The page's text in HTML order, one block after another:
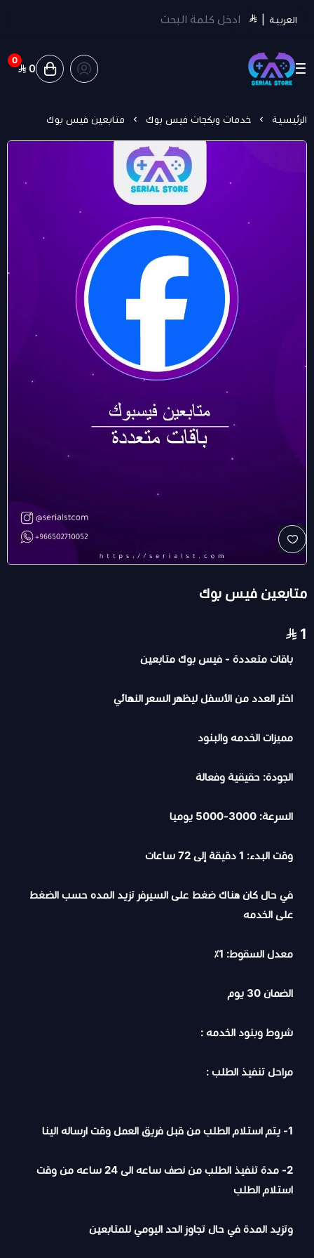
العربية
سيريل ستور | Serial Store
0
0
الرئيسية خدمات وبكجات فيس بوك متابعين فيس بوك
متابعين فيس بوك
1
باقات متعددة - فيس بوك متابعين
اختر العدد من الأسفل ليظهر السعر النهائي
مميزات الخدمه والبنود
الجودة: حقيقية وفعالة
السرعة: 3000-5000 يوميا
وقت البدء: 1 دقيقة إلى 72 ساعات
في حال كان هناك ضغط على السيرفر تزيد المده حسب الضغط
على الخدمه
معدل السقوط: 1٪
الضمان 30 يوم
شروط وبنود الخدمه :
مراحل تنفيذ الطلب :
1- يتم استلام الطلب من قبل فريق العمل وقت ارساله الينا
2- مدة تنفيذ الطلب من نصف ساعه الى 24 ساعه من وقت
استلام الطلب
وتزيد المدة في حال تجاوز الحد اليومي للمتابعين